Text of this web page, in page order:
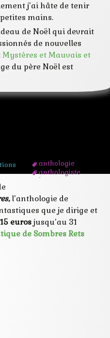
j’ai hâte de tenir
mains.
de Noël qui devrait
de nouvelles
Mystères et Mauvais et
du père Noël est
anthologie
anthologiste
ba
direction
fantastique
film
genres
intrigue
,l’anthologie de
que je dirige et
15 eurosjusqu’au 31
de Sombres Rets